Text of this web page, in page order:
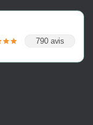
790 avis